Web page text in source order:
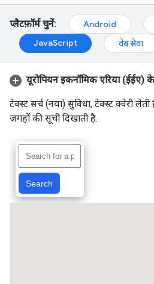
प्लैटफ़ॉर्म चुनें: Android
JavaScript
वेब सेवा
यूरोपियन इकनॉमिक एरिया (ईईए)
टेक्स्ट सर्च (नया) सुविधा, टेक्स्ट क्वेरी
जगहों की सूची दिखाती है.